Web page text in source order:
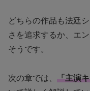
どちらの作品も法廷
さを追求するか、エ
そうです。
次の章では、 「主演